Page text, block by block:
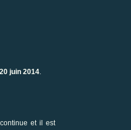
juin 2014
et il est